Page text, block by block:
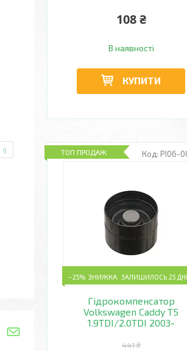
108 ₴
В наявності
КУПИТИ
PI06-
ТОП ПРОДАЖ
–25% ЗАЛИШИЛОСЬ 25
Гідрокомпенсатор
Volkswagen Caddy T5
1.9TDI/2.0TDI 2003-
441 ₴
9